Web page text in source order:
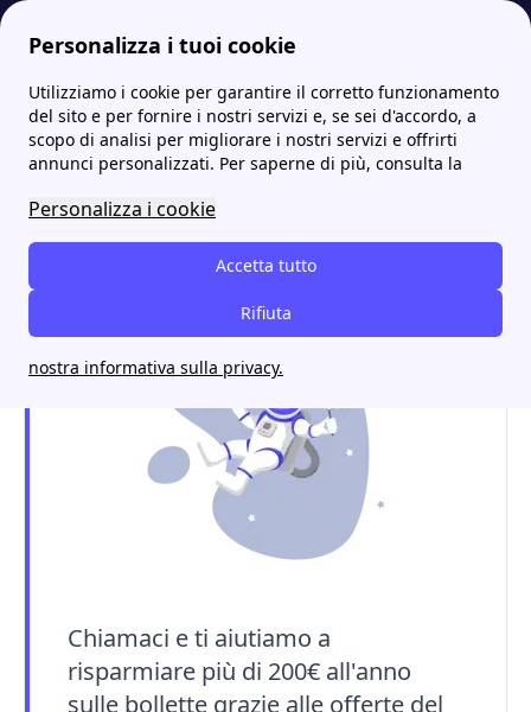
Personalizza i tuoi cookie
Utilizziamo i cookie per garantire il corretto funzionamento
del sito e per fornire i nostri servizi e, se sei d'accordo, a
scopo di analisi per migliorare i nostri servizi e offrirti
annunci personalizzati. Per saperne di più, consulta la
Personalizza i cookie
Accetta tutto
Rifiuta
nostra informativa sulla privacy.
Energia-Luce.it Tutti i punti Edison più vicini a te: gli indirizzi e i contatti Edison Belluno: punti vendita, attivazione utenze e orari
Edison Belluno: punti
vendita, attivazione
utenze e orari
Chiamaci e ti aiutiamo a
risparmiare più di 200€ all'anno
sulle bollette grazie alle offerte del